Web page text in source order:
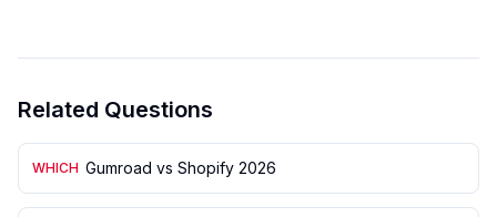
Related Questions
WHICH Gumroad vs Shopify 2026